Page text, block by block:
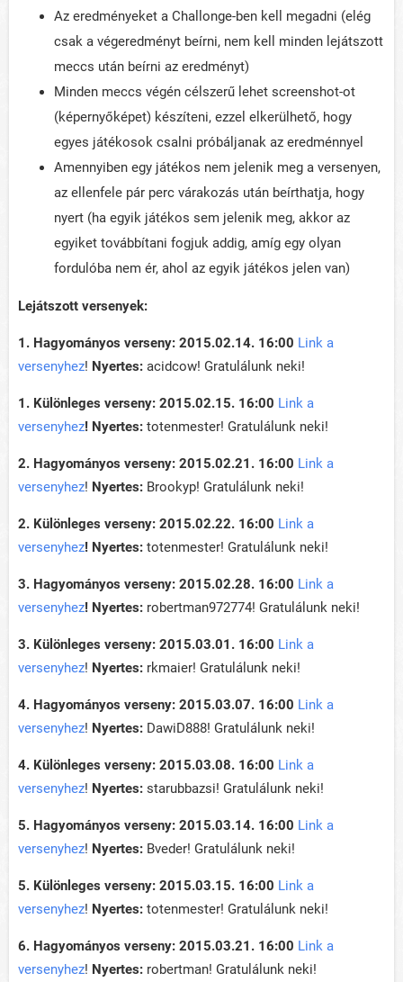
Az eredményeket a Challonge-ben kell megadni (elég
csak a végeredményt beírni, nem kell minden lejátszott
meccs után beírni az eredményt)
Minden meccs végén célszerű lehet screenshot-ot
(képernyőképet) készíteni, ezzel elkerülhető, hogy
egyes játékosok csalni próbáljanak az eredménnyel
Amennyiben egy játékos nem jelenik meg a versenyen,
az ellenfele pár perc várakozás után beírthatja, hogy
nyert (ha egyik játékos sem jelenik meg, akkor az
egyiket továbbítani fogjuk addig, amíg egy olyan
fordulóba nem ér, ahol az egyik játékos jelen van)
Lejátszott versenyek:
1. Hagyományos verseny: 2015.02.14. 16:00 Link a
versenyhez! Nyertes: acidcow! Gratulálunk neki!
1. Különleges verseny: 2015.02.15. 16:00 Link a
versenyhez! Nyertes: totenmester! Gratulálunk neki!
2. Hagyományos verseny: 2015.02.21. 16:00 Link a
versenyhez! Nyertes: Brookyp! Gratulálunk neki!
2. Különleges verseny: 2015.02.22. 16:00 Link a
versenyhez! Nyertes: totenmester! Gratulálunk neki!
3. Hagyományos verseny: 2015.02.28. 16:00 Link a
versenyhez! Nyertes: robertman972774! Gratulálunk neki!
3. Különleges verseny: 2015.03.01. 16:00 Link a
versenyhez! Nyertes: rkmaier! Gratulálunk neki!
4. Hagyományos verseny: 2015.03.07. 16:00 Link a
versenyhez! Nyertes: DawiD888! Gratulálunk neki!
4. Különleges verseny: 2015.03.08. 16:00 Link a
versenyhez! Nyertes: starubbazsi! Gratulálunk neki!
5. Hagyományos verseny: 2015.03.14. 16:00 Link a
versenyhez! Nyertes: Bveder! Gratulálunk neki!
5. Különleges verseny: 2015.03.15. 16:00 Link a
versenyhez! Nyertes: totenmester! Gratulálunk neki!
6. Hagyományos verseny: 2015.03.21. 16:00 Link a
versenyhez! Nyertes: robertman! Gratulálunk neki!